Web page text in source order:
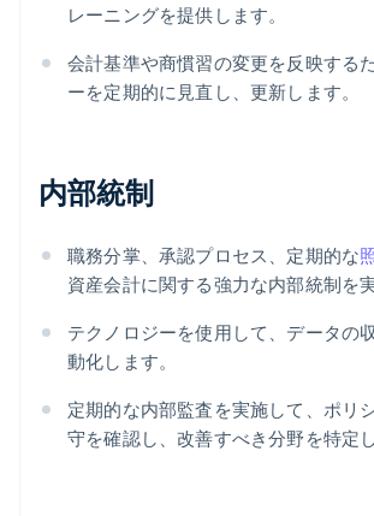
レーニングを提供します。
会計基準や商慣習の変更を反映する
ーを定期的に見直し、更新します。
内部統制
職務分掌、承認プロセス、定期的な
資産会計に関する強力な内部統制を
テクノロジーを使用して、データの
動化します。
定期的な内部監査を実施して、ポリ
守を確認し、改善すべき分野を特定し